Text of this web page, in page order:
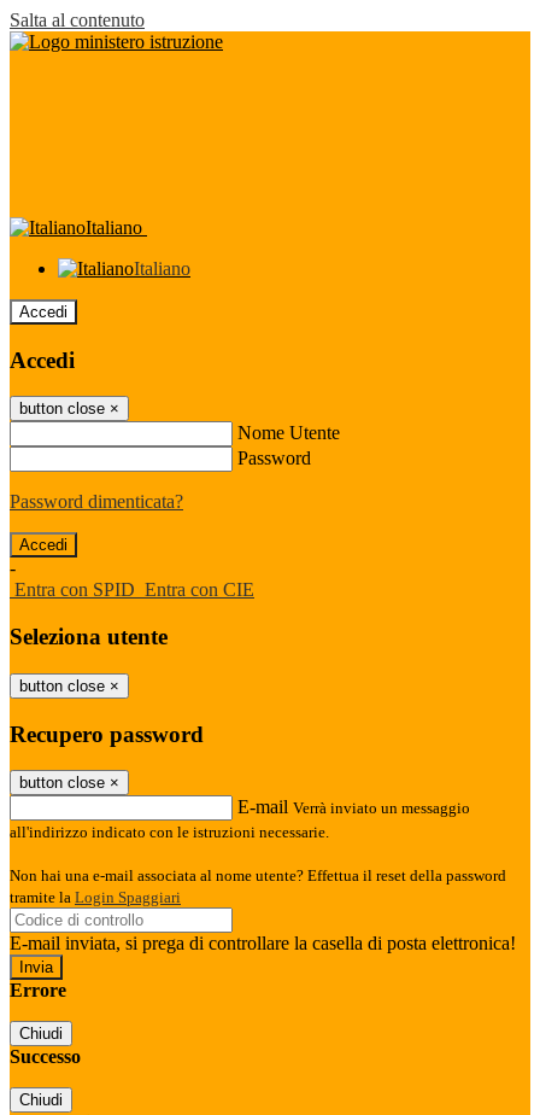
Salta al contenuto
Italiano
Italiano
Accedi
Accedi
button close ×
Nome Utente
Password
Password dimenticata?
-
Entra con SPID Entra con CIE
Seleziona utente
button close ×
Recupero password
button close ×
E-mail Verrà inviato un messaggio
all'indirizzo indicato con le istruzioni necessarie.
Non hai una e-mail associata al nome utente? Effettua il reset della password
tramite la Login Spaggiari
E-mail inviata, si prega di controllare la casella di posta elettronica!
Errore
Chiudi
Successo
Chiudi